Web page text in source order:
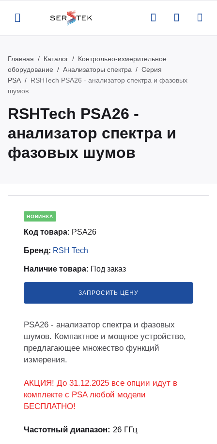
Назад
Назад
измерительное
и усилители
и антистатическая
Назад
и аттестация поставляемого
поддержка оборудования
интеграционные проекты
ПО для автоматизации
по ТЗ заказчика
измерительного оборудования
безопасной и эффективной
Назад
Главная Каталог
Контрольно-измерительное
оборудование
Анализаторы спектра
Серия
PSA
RSHTech PSA26 - анализатор спектра и фазовых
шумов
RSHTech PSA26 -
анализатор спектра и
фазовых шумов
НОВИНКА
Код товара: PSA26
Бренд: RSH Tech
Наличие товара: Под заказ
ЗАПРОСИТЬ ЦЕНУ
PSA26 - анализатор спектра и фазовых
шумов. Компактное и мощное устройство,
предлагающее множество функций
измерения.
АКЦИЯ! До 31.12.2025 все опции идут в
комплекте с PSA любой модели
БЕСПЛАТНО!
Частотный диапазон: 26 ГГц